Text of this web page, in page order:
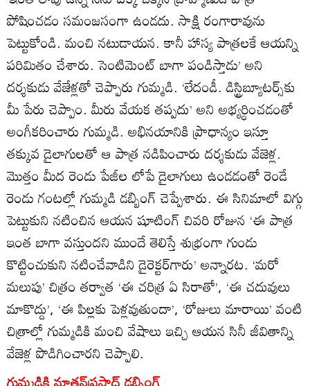
పోషించడం సమంజసంగా ఉండదు. సాక్షి రంగారావును
పెట్టుకోండి. మంచి నటుడాయన. కానీ హాస్య పాత్రలకే ఆయన్ని
పరిమితం చేశారు. సెంటిమెంట్‌ బాగా పండిస్తాడు’ అని
దర్శకుడు వేజేళ్లతో చెప్పారు గుమ్మడి. ‘లేదండీ. డిస్ట్రిబ్యూటర్స్‌కు
మీ పేరు చెప్పాం. మీరు వేయక తప్పదు’ అని అభ్యర్ధించడంతో
అంగీకరించారు గుమ్మడి. అభినయానికి ప్రాధాన్యం ఇస్తూ
తక్కువ డైలాగులతో ఆ పాత్ర నడిపించారు దర్శకుడు వేజెళ్ల.
మొత్తం మీద రెండు పేజీల లోపే డైలాగులు ఉండడంతో రెండే
రెండు గంటల్లో గుమ్మడి డబ్బింగ్‌ చెప్పేశారు. ఈ సినిమాలో విగ్గు
పెట్టుకుని నటించిన ఆయన షూటింగ్‌ చివరి రోజున ‘ఈ పాత్ర
ఇంత బాగా వస్తుందని ముందే తెలిస్తే శుభ్రంగా గుండు
కొట్టించుకుని నటించేవాడిని డైరెక్టర్‌గారు’ అన్నారట. ‘మరో
మలుపు’ చిత్రం తర్వాత ‘ఈ చరిత్ర ఏ సిరాతో’, ‘ఈ చదువులు
మాకొద్దు’, ‘ఈ పిల్లకు పెళ్లవుతుందా’, ‘రోజులు మారాయి’ వంటి
చిత్రాల్లో గుమ్మడికి మంచి వేషాలు ఇచ్చి ఆయన సినీ జీవితాన్ని
వేజెళ్ల పొడిగించారని చెప్పాలి.